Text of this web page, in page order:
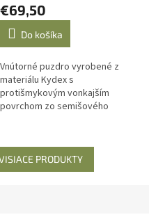
€69,50
Do košíka
Vnútorné puzdro vyrobené z
materiálu Kydex s
protišmykovým vonkajším
povrchom zo semišového
výšky a uhla. Zaručená
bezpečnosť...PRODUKTY